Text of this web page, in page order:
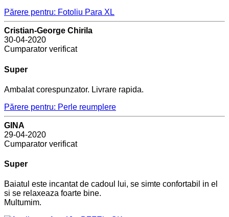
Părere pentru: Fotoliu Para XL
Cristian-George Chirila
30-04-2020
Cumparator verificat
Super
Ambalat corespunzator. Livrare rapida.
Părere pentru: Perle reumplere
GINA
29-04-2020
Cumparator verificat
Super
Baiatul este incantat de cadoul lui, se simte confortabil in el
si se relaxeaza foarte bine.
Multumim.